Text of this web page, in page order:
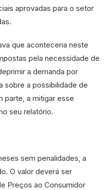
aprovadas para o setor
que aconteceria neste
pela necessidade de
a demanda por
sobre a possibilidade de
parte, a mitigar esse
seu relatório.
sem penalidades, a
O valor deverá ser
Preços ao Consumidor